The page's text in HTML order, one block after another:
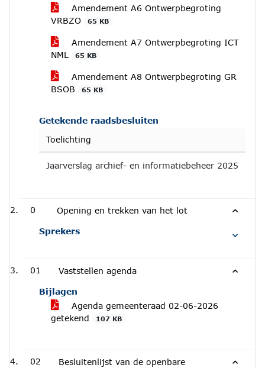
Amendement A6 Ontwerpbegroting
VRBZO
65 KB
Amendement A7 Ontwerpbegroting ICT
NML
65 KB
Amendement A8 Ontwerpbegroting GR
BSOB
65 KB
Getekende raadsbesluiten
Toelichting
Jaarverslag archief- en informatiebeheer 2025
0 Opening en trekken van het lot
Sprekers
01 Vaststellen agenda
Bijlagen
Agenda gemeenteraad 02-06-2026
getekend
107 KB
02 Besluitenlijst van de openbare